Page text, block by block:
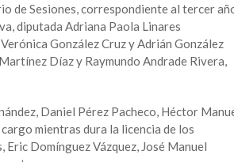
de Sesiones, correspondiente al tercer
diputada Adriana Paola Linares
González Cruz y Adrián González
Díaz y Raymundo Andrade Rivera,
Daniel Pérez Pacheco, Héctor
mientras dura la licencia de los
Domínguez Vázquez, José Manuel